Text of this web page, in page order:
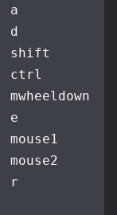
a
d
shift
ctrl
mwheeldown
e
mouse1
mouse2
r